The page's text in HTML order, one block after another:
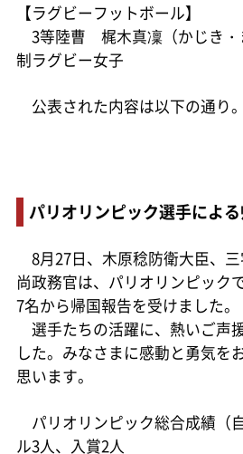
【ラグビーフットボール】
3等陸曹 梶木真凜（かじき
制ラグビー女子
公表された内容は以下の通り。
パリオリンピック選手によ
8月27日、木原稔防衛大臣、
尚政務官は、パリオリンピック
7名から帰国報告を受けました。
選手たちの活躍に、熱いご声
した。みなさまに感動と勇気を
思います。
パリオリンピック総合成績（
ル3人、入賞2人